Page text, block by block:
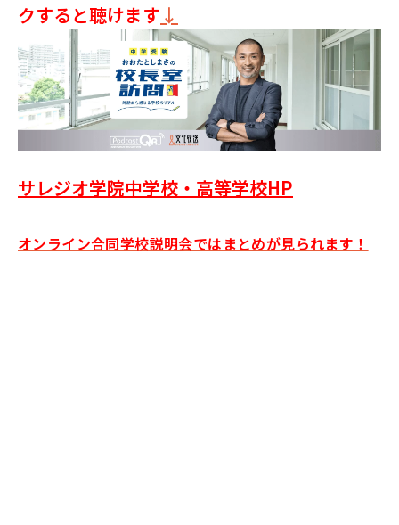
クすると聴けます ↓
サレジオ学院中学校・高等学校HP
オンライン合同学校説明会ではまとめが見られます！